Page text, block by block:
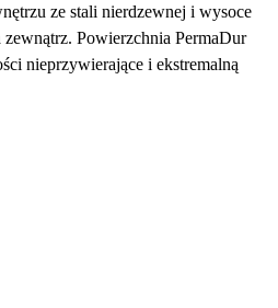
ze stali nierdzewnej i wysoce
Powierzchnia PermaDur
nieprzywierające i ekstremalną